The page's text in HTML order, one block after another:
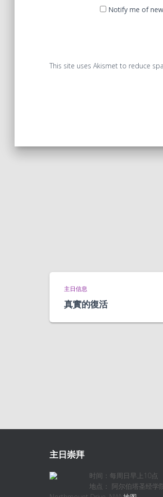
Notify me of
This site uses Akismet to reduce
主日信息
真實的復活
主日崇拜
时间：每周日早上10点
地点： 阿尔伯塔圣经学